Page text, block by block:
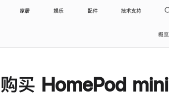
家居 娱乐 配件 技术支持
概览
购买 HomePod mini